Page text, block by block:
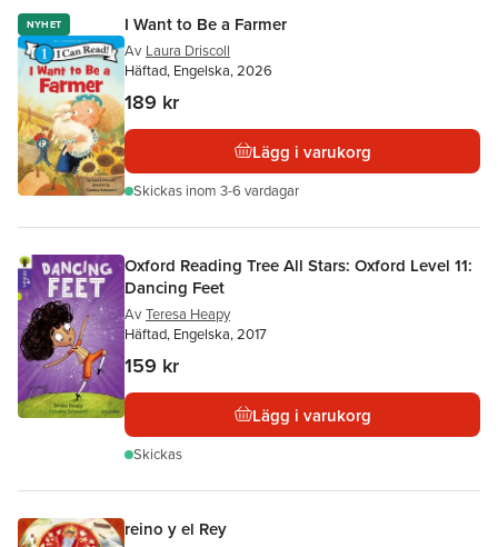
NYHET I Want to Be a Farmer
Av Laura Driscoll
Häftad, Engelska, 2026
189 kr
Lägg i varukorg
Skickas inom 3-6 vardagar
Oxford Reading Tree All Stars: Oxford Level 11:
Dancing Feet
Av Teresa Heapy
Häftad, Engelska, 2017
159 kr
Lägg i varukorg
Skickas
reino y el Rey